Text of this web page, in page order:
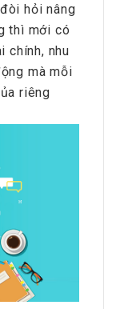
hỏi nâng
thì mới có
chính, nhu
mà mỗi
riêng